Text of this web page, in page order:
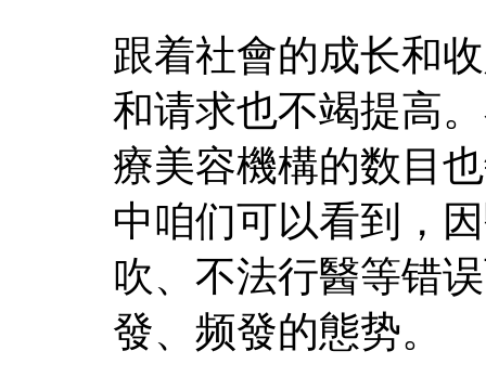
跟着社會的成长和
和请求也不竭提高
療美容機構的数目
中咱们可以看到，
吹、不法行醫等错
發、频發的態势。